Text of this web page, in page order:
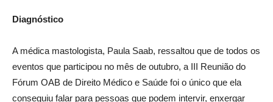
Diagnóstico
A médica mastologista, Paula Saab, ressaltou que de todos os
eventos que participou no mês de outubro, a III Reunião do
Fórum OAB de Direito Médico e Saúde foi o único que ela
conseguiu falar para pessoas que podem intervir, enxergar